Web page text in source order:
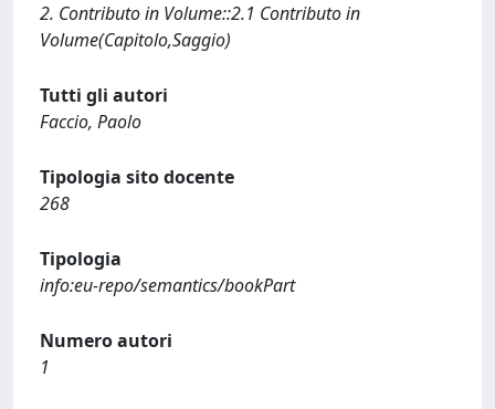
2. Contributo in Volume::2.1 Contributo in
Volume(Capitolo,Saggio)
Tutti gli autori
Faccio, Paolo
Tipologia sito docente
268
Tipologia
info:eu-repo/semantics/bookPart
Numero autori
1